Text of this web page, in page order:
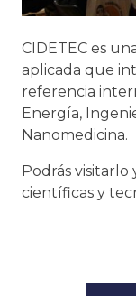
CIDETEC es
aplicada que
referencia
Energía,
Nanomedicina.
Podrás
científicas y